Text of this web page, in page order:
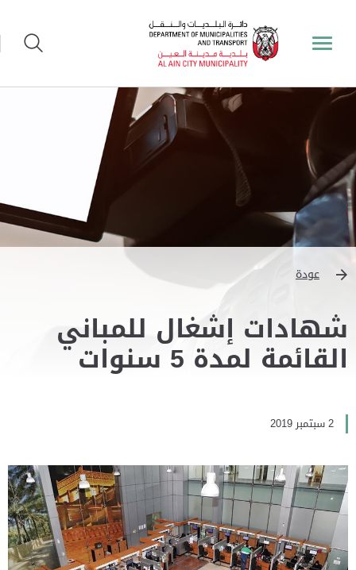
عودة
شهادات إشغال للمباني
القائمة لمدة 5 سنوات
2 سبتمبر 2019